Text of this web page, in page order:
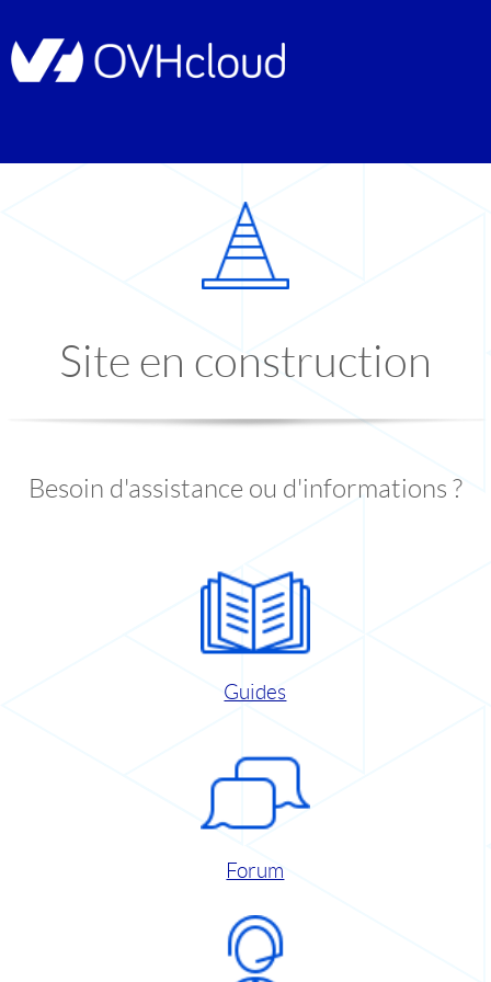
Site en construction
Besoin d'assistance ou d'informations ?
Guides
Forum